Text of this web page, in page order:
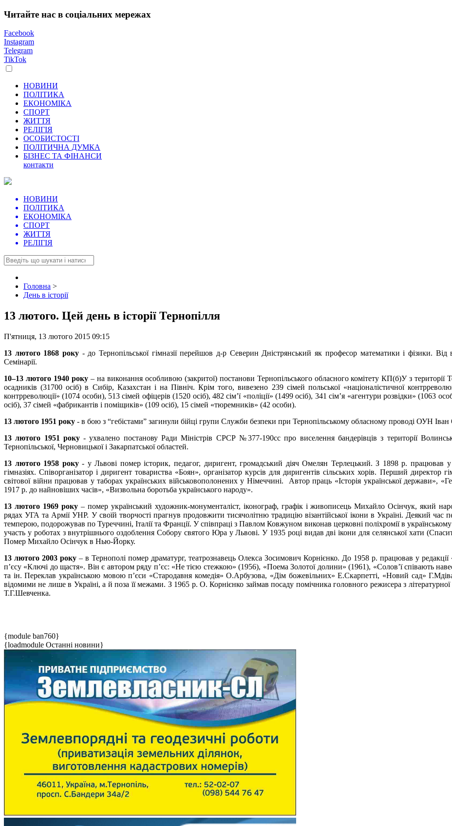
Читайте нас в соціальних мережах
Facebook
Instagram
Telegram
TikTok
НОВИНИ
ПОЛІТИКА
ЕКОНОМІКА
СПОРТ
ЖИТТЯ
РЕЛІГІЯ
ОСОБИСТОСТІ
ПОЛІТИЧНА ДУМКА
БІЗНЕС ТА ФІНАНСИ
контакти
НОВИНИ
ПОЛІТИКА
ЕКОНОМІКА
СПОРТ
ЖИТТЯ
РЕЛІГІЯ
Головна >
День в історії
13 лютого. Цей день в історії Тернопілля
П'ятниця, 13 лютого 2015 09:15
13 лютого 1868 року - до Тернопільської гімназії перейшов д-р Северин Дністрянський як професор математики і фізики. Від
Семінарії.
10–13 лютого 1940 року– на виконання особливою (закритої) постанови Тернопільського обласного комітету КП(б)У з території
осадників (31700 осіб) в Сибір, Казахстан і на Північ. Крім того, вивезено 239 сімей польської «націоналістичної
контрреволюції» (1074 особи), 513 сімей офіцерів (1520 осіб), 482 сім’ї «поліції» (1499 осіб), 341 сім’я «агентури розвідки» (1063
осіб), 37 сімей «фабрикантів і поміщиків» (109 осіб), 15 сімей «тюремників» (42 особи).
13 лютого 1951 року - в бою з “гебістами” загинули бійці групи Служби безпеки при Тернопільському обласному проводі ОУН Іван
13 лютого 1951 року- ухвалено постанову Ради Міністрів СРСР №377-190сс про виселення бандерівців з території
Тернопільської, Черновицької і Закарпатської областей.
13 лютого 1958 року- у Львові помер історик, педагог, диригент, громадський діяч Омелян Терлецький. З 1898 р. працював у
гімназіях. Співорганізатор і диригент товариства «Боян», організатор курсів для диригентів сільських хорів. Перший
світової війни працював у таборах українських військовополонених у Німеччині. Автор праць «Історія української держави»,
1917 р. до найновіших часів», «Визвольна боротьба українського народу».
13 лютого 1969 року– помер український художник-монументаліст, іконограф, графік і живописець Михайло Осінчук, який
рядах УГА та Армії УНР. У своїй творчості прагнув продовжити тисячолітню традицію візантійської ікони в Україні. Деякий час
темперою, подорожував по Туреччині, Італії та Франції. У співпраці з Павлом Ковжуном виконав церковні поліхромії в
участь у роботах з внутрішнього оздоблення Собору святого Юра у Львові. У 1935 році видав дві ікони для селянської хати
Помер Михайло Осінчук в Нью-Йорку.
13 лютого 2003 року – в Тернополі помер драматург, театрознавець Олекса Зосимович Корнієнко. До 1958 р. працював у
п’єсу «Ключі до щастя». Він є автором ряду п’єс: «Не тією стежкою» (1956), «Поема Золотої долини» (1961), «Солов’ї співають
та ін. Переклав українською мовою п’єси «Стародавня комедія» О.Арбузова, «Дім божевільних» Е.Скарпетті, «Новий сад»
відомими не лише в Україні, а й поза її межами. З 1965 р. О. Корнієнко займав посаду помічника головного режисера з
Т.Г.Шевченка.
{module ban760}
{loadmodule Останні новини}